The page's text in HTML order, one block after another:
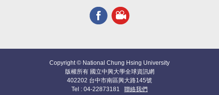
Copyright © National Chung Hsing University
版權所有 國立中興大學全球資訊網
402202 台中市南區興大路145號
Tel : 04-22873181 聯絡我們